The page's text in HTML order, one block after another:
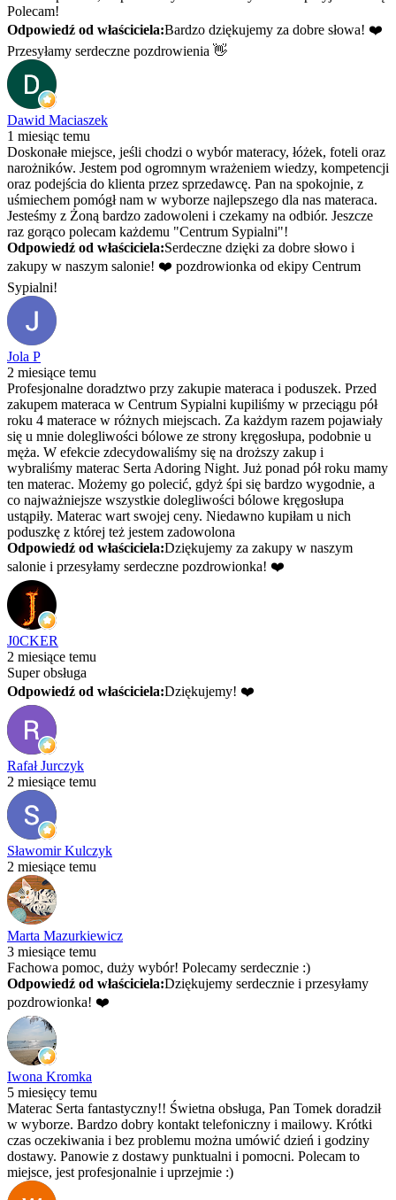
Polecam!
Odpowiedź od właściciela:Bardzo dziękujemy za dobre słowa! ❤️
Przesyłamy serdeczne pozdrowienia 👋
Dawid Maciaszek
1 miesiąc temu
Doskonałe miejsce, jeśli chodzi o wybór materacy, łóżek, foteli oraz
narożników. Jestem pod ogromnym wrażeniem wiedzy, kompetencji
oraz podejścia do klienta przez sprzedawcę. Pan na spokojnie, z
uśmiechem pomógł nam w wyborze najlepszego dla nas materaca.
Jesteśmy z Żoną bardzo zadowoleni i czekamy na odbiór. Jeszcze
raz gorąco polecam każdemu "Centrum Sypialni"!
Odpowiedź od właściciela:Serdeczne dzięki za dobre słowo i
zakupy w naszym salonie! ❤️ pozdrowionka od ekipy Centrum
Sypialni!
Jola P
2 miesiące temu
Profesjonalne doradztwo przy zakupie materaca i poduszek. Przed
zakupem materaca w Centrum Sypialni kupiliśmy w przeciągu pół
roku 4 materace w różnych miejscach. Za każdym razem pojawiały
się u mnie dolegliwości bólowe ze strony kręgosłupa, podobnie u
męża. W efekcie zdecydowaliśmy się na droższy zakup i
wybraliśmy materac Serta Adoring Night. Już ponad pół roku mamy
ten materac. Możemy go polecić, gdyż śpi się bardzo wygodnie, a
co najważniejsze wszystkie dolegliwości bólowe kręgosłupa
ustąpiły. Materac wart swojej ceny. Niedawno kupiłam u nich
poduszkę z której też jestem zadowolona
Odpowiedź od właściciela:Dziękujemy za zakupy w naszym
salonie i przesyłamy serdeczne pozdrowionka! ❤️
J0CKER
2 miesiące temu
Super obsługa
Odpowiedź od właściciela:Dziękujemy! ❤️
Rafał Jurczyk
2 miesiące temu
Sławomir Kulczyk
2 miesiące temu
Marta Mazurkiewicz
3 miesiące temu
Fachowa pomoc, duży wybór! Polecamy serdecznie :)
Odpowiedź od właściciela:Dziękujemy serdecznie i przesyłamy
pozdrowionka! ❤️
Iwona Kromka
5 miesięcy temu
Materac Serta fantastyczny!! Świetna obsługa, Pan Tomek doradził
w wyborze. Bardzo dobry kontakt telefoniczny i mailowy. Krótki
czas oczekiwania i bez problemu można umówić dzień i godziny
dostawy. Panowie z dostawy punktualni i pomocni. Polecam to
miejsce, jest profesjonalnie i uprzejmie :)